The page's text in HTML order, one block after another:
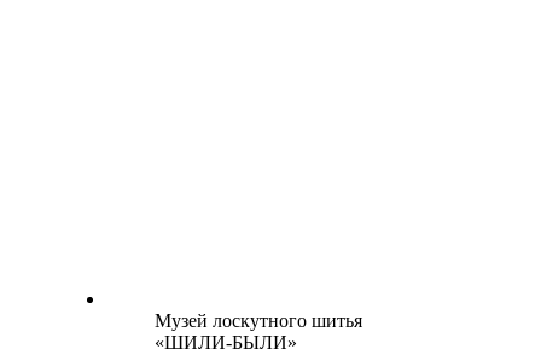
Музей лоскутного шитья
«ШИЛИ-БЫЛИ»